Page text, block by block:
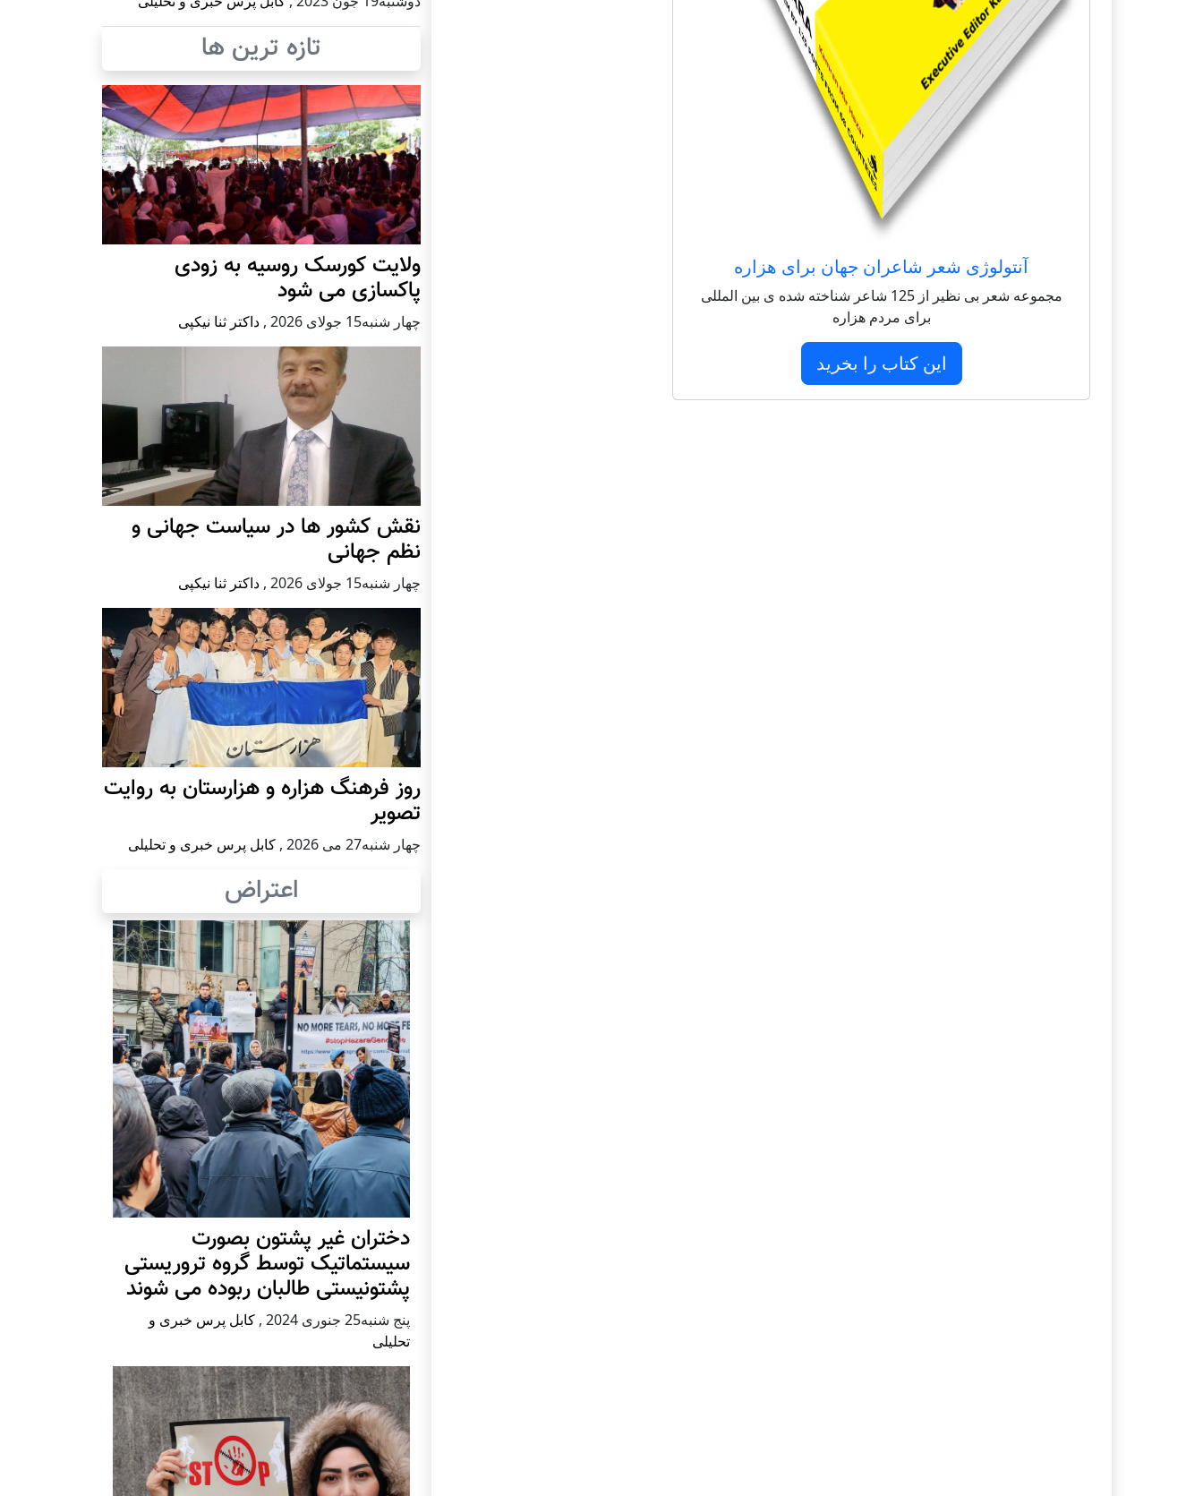
آنتولوژی شعر شاعران جهان برای هزاره
مجموعه شعر بی نظیر از 125 شاعر شناخته شده ی بین المللی
برای مردم هزاره
این کتاب را بخرید
تازه ترین ها
ولایت کورسک روسیه به زودی
پاکسازی می شود
چهار شنبه15 جولای 2026 , داکتر ثنا نیکپی
نقش کشور ها در سیاست جهانی و
نظم جهانی
چهار شنبه15 جولای 2026 , داکتر ثنا نیکپی
روز فرهنگ هزاره و هزارستان به روایت
تصویر
چهار شنبه27 می 2026 , کابل پرس خبری و تحلیلی
اعتراض
دختران غیر پشتون بصورت
سیستماتیک توسط گروه تروریستی
پشتونیستی طالبان ربوده می شوند
پنج شنبه25 جنوری 2024 , کابل پرس خبری و
تحلیلی